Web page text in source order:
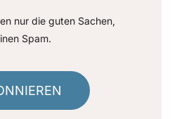
nur die guten Sachen,
Spam.